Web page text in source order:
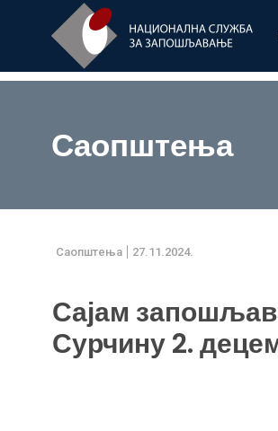
Саопштења
Саопштења 27.11.2024.
Сајам
Сурчину 2.